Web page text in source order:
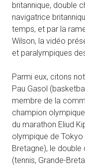
britannique, double
navigatrice
temps, et par la
Wilson, la vidéo
et paralympiques
Parmi eux, citons
Pau Gasol
membre de la
champion
du marathon Eliud
olympique de
Bretagne), le
(tennis, Grande-